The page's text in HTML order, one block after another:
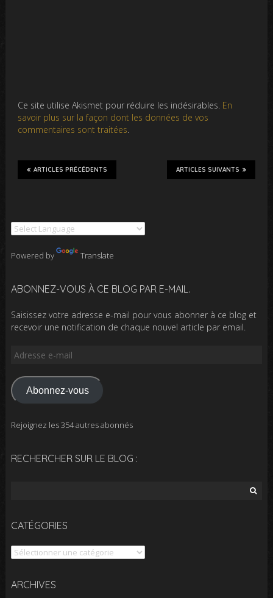
Ce site utilise Akismet pour réduire les indésirables. En
savoir plus sur la façon dont les données de vos
commentaires sont traitées.
ARTICLES SUIVANTS
ARTICLES PRÉCÉDENTS
Powered by Translate
ABONNEZ-VOUS À CE BLOG PAR E-MAIL.
Saisissez votre adresse e-mail pour vous abonner à ce blog et
recevoir une notification de chaque nouvel article par email.
Adresse
mail
Abonnez-vous
Rejoignez les 354 autres abonnés
RECHERCHER SUR LE BLOG :
CATÉGORIES
Catégories
ARCHIVES
Archives